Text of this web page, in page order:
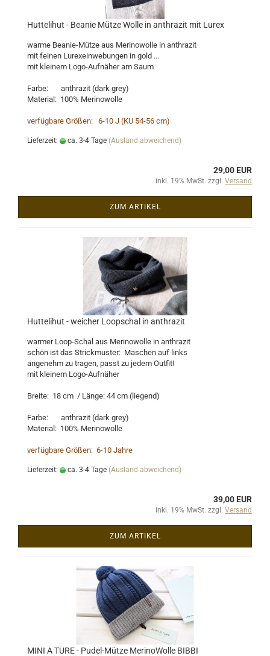
Huttelihut - Beanie Mütze Wolle in anthrazit mit Lurex
warme Beanie-Mütze aus Merinowolle in anthrazit
mit feinen Lurexeinwebungen in gold ...
mit kleinem Logo-Aufnäher am Saum
Farbe: anthrazit (dark grey)
Material: 100% Merinowolle
verfügbare Größen: 6-10 J (KU 54-56 cm)
Lieferzeit: ca. 3-4 Tage (Ausland abweichend)
29,00 EUR
inkl. 19% MwSt. zzgl. Versand
ZUM ARTIKEL
Huttelihut - weicher Loopschal in anthrazit
warmer Loop-Schal aus Merinowolle in anthrazit
schön ist das Strickmuster: Maschen auf links
angenehm zu tragen, passt zu jedem Outfit!
mit kleinem Logo-Aufnäher
Breite: 18 cm / Länge: 44 cm (liegend)
Farbe: anthrazit (dark grey)
Material: 100% Merinowolle
verfügbare Größen: 6-10 Jahre
Lieferzeit: ca. 3-4 Tage (Ausland abweichend)
39,00 EUR
inkl. 19% MwSt. zzgl. Versand
ZUM ARTIKEL
MINI A TURE - Pudel-Mütze MerinoWolle BIBBI